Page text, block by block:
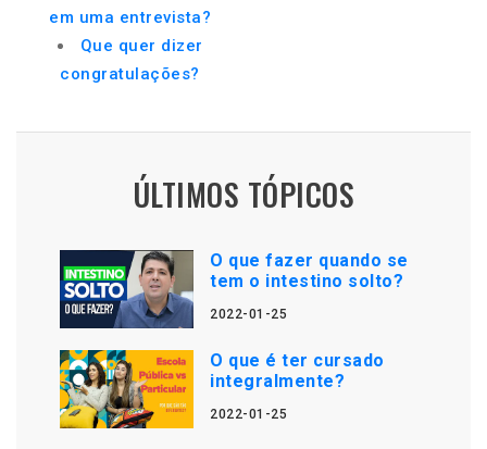
em uma entrevista?
Que quer dizer
congratulações?
ÚLTIMOS TÓPICOS
O que fazer quando se
tem o intestino solto?
2022-01-25
O que é ter cursado
integralmente?
2022-01-25